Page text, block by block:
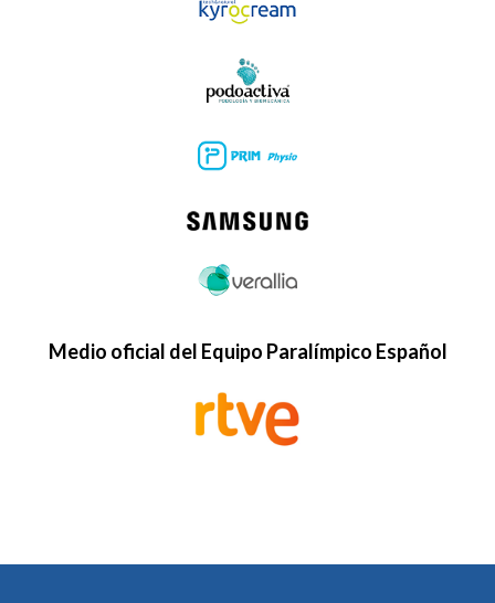
Medio oficial del Equipo Paralímpico Español